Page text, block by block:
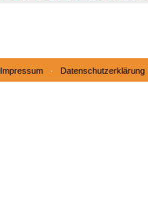
Impressum · Datenschutzerklärung